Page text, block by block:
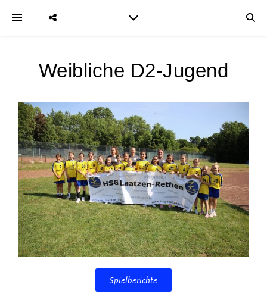
Weibliche D2-Jugend
Spielberichte